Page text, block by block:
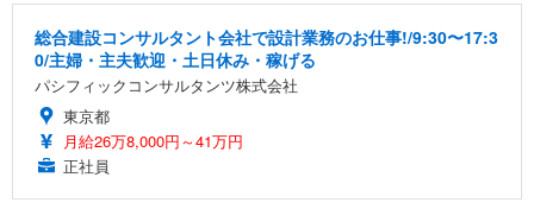
総合建設コンサルタント会社で設計業務のお仕事!/9:30〜17:3
0/主婦・主夫歓迎・土日休み・稼げる
パシフィックコンサルタンツ株式会社
東京都
月給26万8,000円～41万円
正社員